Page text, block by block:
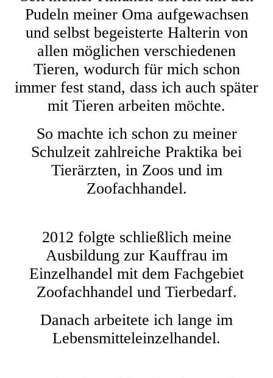
Pudeln meiner Oma aufgewachsen
und selbst begeisterte Halterin von
allen möglichen verschiedenen
Tieren, wodurch für mich schon
immer fest stand, dass ich auch später
mit Tieren arbeiten möchte.
So machte ich schon zu meiner
Schulzeit zahlreiche Praktika bei
Tierärzten, in Zoos und im
Zoofachhandel.
2012 folgte schließlich meine
Ausbildung zur Kauffrau im
Einzelhandel mit dem Fachgebiet
Zoofachhandel und Tierbedarf.
Danach arbeitete ich lange im
Lebensmitteleinzelhandel.